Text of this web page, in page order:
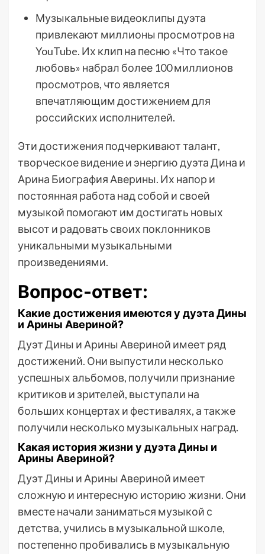
Музыкальные видеоклипы дуэта
привлекают миллионы просмотров на
YouTube. Их клип на песню «Что такое
любовь» набрал более 100 миллионов
просмотров, что является
впечатляющим достижением для
российских исполнителей.
Эти достижения подчеркивают талант,
творческое видение и энергию дуэта Дина и
Арина Биография Аверины. Их напор и
постоянная работа над собой и своей
музыкой помогают им достигать новых
высот и радовать своих поклонников
уникальными музыкальными
произведениями.
Вопрос-ответ:
Какие достижения имеются у дуэта Дины
и Арины Авериной?
Дуэт Дины и Арины Авериной имеет ряд
достижений. Они выпустили несколько
успешных альбомов, получили признание
критиков и зрителей, выступали на
больших концертах и фестивалях, а также
получили несколько музыкальных наград.
Какая история жизни у дуэта Дины и
Арины Авериной?
Дуэт Дины и Арины Авериной имеет
сложную и интересную историю жизни. Они
вместе начали заниматься музыкой с
детства, учились в музыкальной школе,
постепенно пробивались в музыкальную